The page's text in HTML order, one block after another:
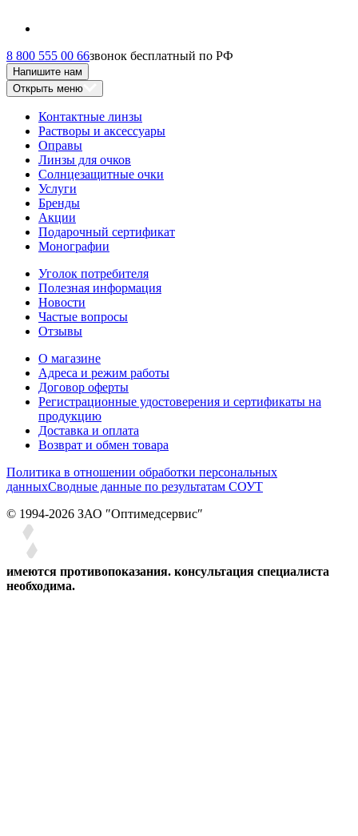
8 800 555 00 66звонок бесплатный по РФ
Напишите нам
Открыть меню
Контактные линзы
Растворы и аксессуары
Оправы
Линзы для очков
Солнцезащитные очки
Услуги
Бренды
Акции
Подарочный сертификат
Монографии
Уголок потребителя
Полезная информация
Новости
Частые вопросы
Отзывы
О магазине
Адреса и режим работы
Договор оферты
Регистрационные удостоверения и сертификаты на
продукцию
Доставка и оплата
Возврат и обмен товара
Политика в отношении обработки персональных
данныхСводные данные по результатам СОУТ
© 1994-2026 ЗАО ″Оптимедсервис″
имеются противопоказания. консультация специалиста
необходима.